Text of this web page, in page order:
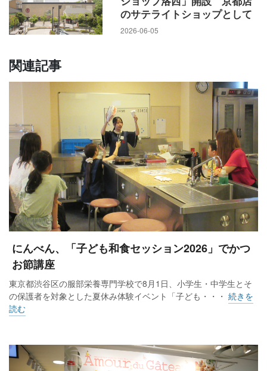
のサテライトショップとして
2026-06-05
関連記事
にんべん、「子ども和食セッション2026」でかつ
お節講座
東京都渋谷区の服部栄養専門学校で8月1日、小学生・中学生とそ
の保護者を対象とした夏休み体験イベント「子ども・・・ 続きを
読む